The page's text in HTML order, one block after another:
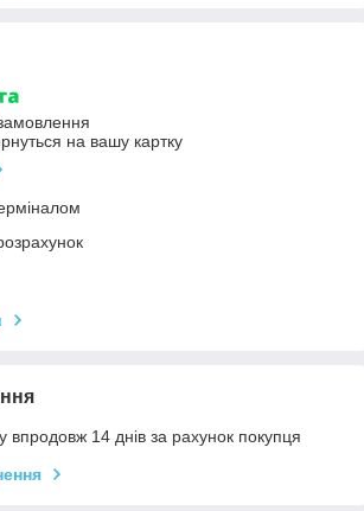
на вашу картку
впродовж 14 днів за рахунок покупця